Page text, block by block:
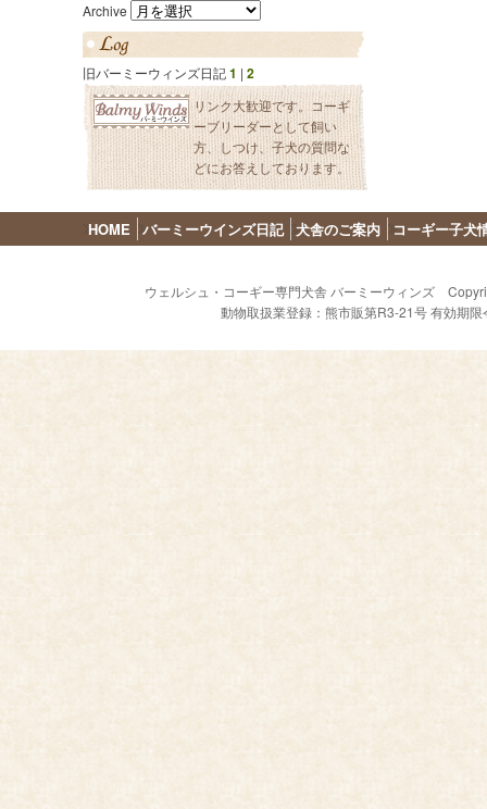
Archive
旧バーミーウィンズ日記1 | 2
リンク大歓迎です。コーギ
ーブリーダーとして飼い
方、しつけ、子犬の質問な
どにお答えしております。
HOME バーミーウインズ日記 犬舎のご案内 コーギー子犬
ウェルシュ・コーギー専門犬舎 バーミーウィンズ
動物取扱業登録：熊市販第R3-21号 有効期